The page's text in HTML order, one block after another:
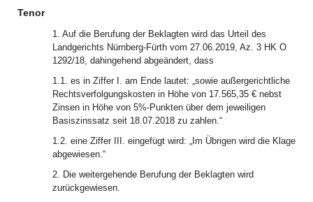
Tenor
1. Auf die Berufung der Beklagten wird das Urteil des
Landgerichts Nürnberg-Fürth vom 27.06.2019, Az. 3 HK O
1292/18, dahingehend abgeändert, dass
1.1. es in Ziffer I. am Ende lautet: „sowie außergerichtliche
Rechtsverfolgungskosten in Höhe von 17.565,35 € nebst
Zinsen in Höhe von 5%-Punkten über dem jeweiligen
Basiszinssatz seit 18.07.2018 zu zahlen.“
1.2. eine Ziffer III. eingefügt wird: „Im Übrigen wird die Klage
abgewiesen.“
2. Die weitergehende Berufung der Beklagten wird
zurückgewiesen.